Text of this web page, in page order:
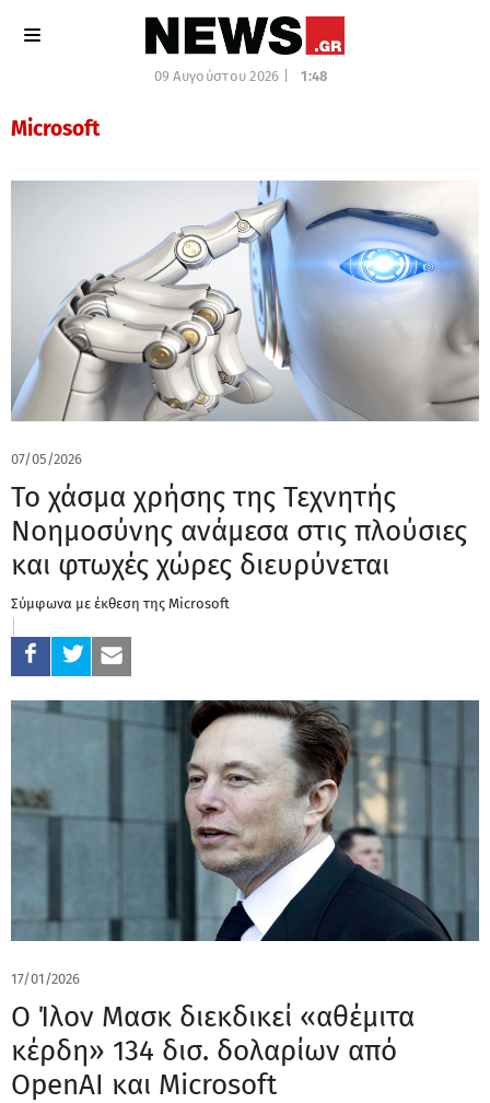
09 Αυγούστου 2026 | 1:48
Microsoft
07/05/2026
Το χάσμα χρήσης της Τεχνητής
Νοημοσύνης ανάμεσα στις πλούσιες
και φτωχές χώρες διευρύνεται
Σύμφωνα με έκθεση της Microsoft
17/01/2026
Ο Ίλον Μασκ διεκδικεί «αθέμιτα
κέρδη» 134 δισ. δολαρίων από
OpenAI και Microsoft